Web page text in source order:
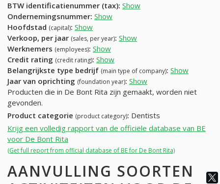
BTW identificatienummer (tax): Show
Ondernemingsnummer: Show
Hoofdstad (capital): Show
Verkoop, per jaar (sales, per year): Show
Werknemers (employees): Show
Credit rating (credit rating): Show
Belangrijkste type bedrijf (main type of company): Show
Jaar van oprichting (foundation year): Show
Producten die in De Bont Rita zijn gemaakt, worden niet
gevonden.
Product categorie (product category): Dentists
Krijg een volledig rapport van de officiële database van BE
voor De Bont Rita
(Get full report from official database of BE for De Bont Rita)
AANVULLING SOORTEN